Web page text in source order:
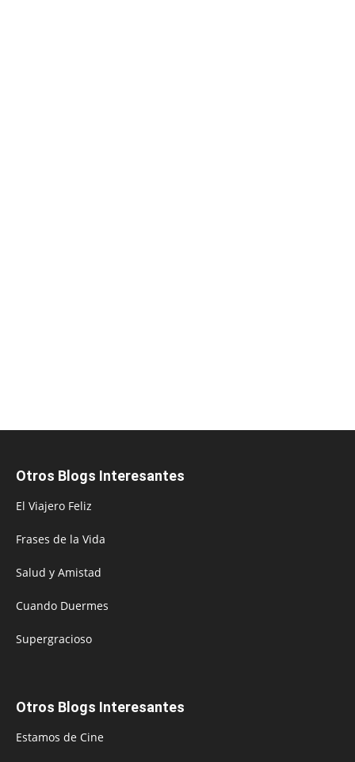
Otros Blogs Interesantes
El Viajero Feliz
Frases de la Vida
Salud y Amistad
Cuando Duermes
Supergracioso
Otros Blogs Interesantes
Estamos de Cine